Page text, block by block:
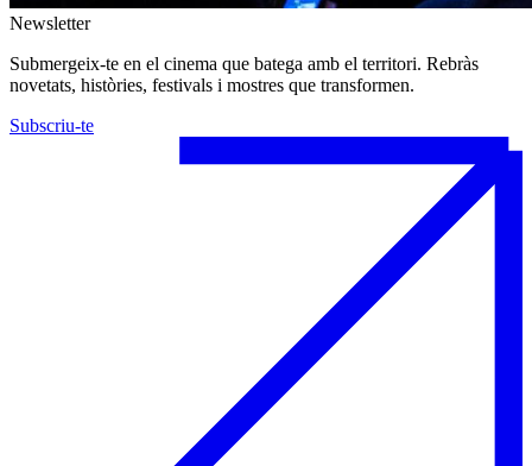
Newsletter
Submergeix-te en el cinema que batega amb el territori. Rebràs
novetats, històries, festivals i mostres que transformen.
Subscriu-te